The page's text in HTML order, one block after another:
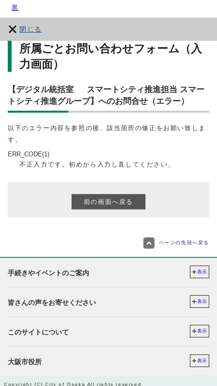
黒
閉じる
所属ごとお問い合わせフォーム（入
力画面）
【デジタル統括室 スマートシティ推進担当 スマー
トシティ推進グループ】へのお問合せ（エラー）
以下のエラー内容を参照の後、該当箇所の修正をお願い致しま
す。
ERR_CODE(1)
不正入力です。初めから入力し直してください。
ページの先頭へ戻る
手続きやイベントのご案内 表示
皆さんの声をお寄せください 表示
このサイトについて 表示
大阪市役所 表示
Copyright (C) City of Osaka All rights reserved.